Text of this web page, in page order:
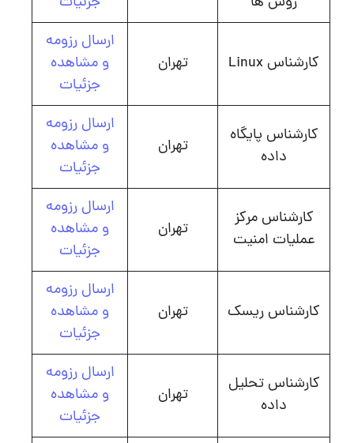
کارشناس Linux تهران
ارسال رزومه
و مشاهده
جزئیات
کارشناس پایگاه
داده
تهران
ارسال رزومه
و مشاهده
جزئیات
کارشناس مرکز
عملیات امنیت
تهران
ارسال رزومه
و مشاهده
جزئیات
کارشناس ریسک تهران
ارسال رزومه
و مشاهده
جزئیات
کارشناس تحلیل
داده
تهران
ارسال رزومه
و مشاهده
جزئیات